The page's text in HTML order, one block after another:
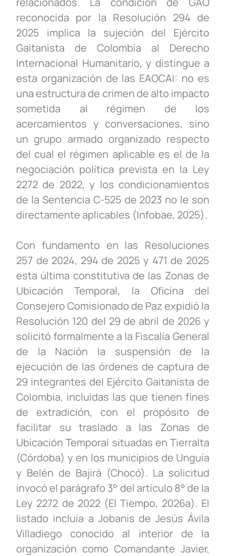
reconocida por la Resolución 294 de
2025 implica la sujeción del Ejército
Gaitanista de Colombia al Derecho
Internacional Humanitario, y distingue a
esta organización de las EAOCAI: no es
una estructura de crimen de alto impacto
sometida al régimen de los
acercamientos y conversaciones, sino
un grupo armado organizado respecto
del cual el régimen aplicable es el de la
negociación política prevista en la Ley
2272 de 2022, y los condicionamientos
de la Sentencia C-525 de 2023 no le son
directamente aplicables (Infobae, 2025).
Con fundamento en las Resoluciones
257 de 2024, 294 de 2025 y 471 de 2025
esta última constitutiva de las Zonas de
Ubicación Temporal, la Oficina del
Consejero Comisionado de Paz expidió la
Resolución 120 del 29 de abril de 2026 y
solicitó formalmente a la Fiscalía General
de la Nación la suspensión de la
ejecución de las órdenes de captura de
29 integrantes del Ejército Gaitanista de
Colombia, incluidas las que tienen fines
de extradición, con el propósito de
facilitar su traslado a las Zonas de
Ubicación Temporal situadas en Tierralta
(Córdoba) y en los municipios de Unguía
y Belén de Bajirá (Chocó). La solicitud
invocó el parágrafo 3° del artículo 8° de la
Ley 2272 de 2022 (El Tiempo, 2026a). El
listado incluía a Jobanis de Jesús Ávila
Villadiego conocido al interior de la
organización como Comandante Javier,